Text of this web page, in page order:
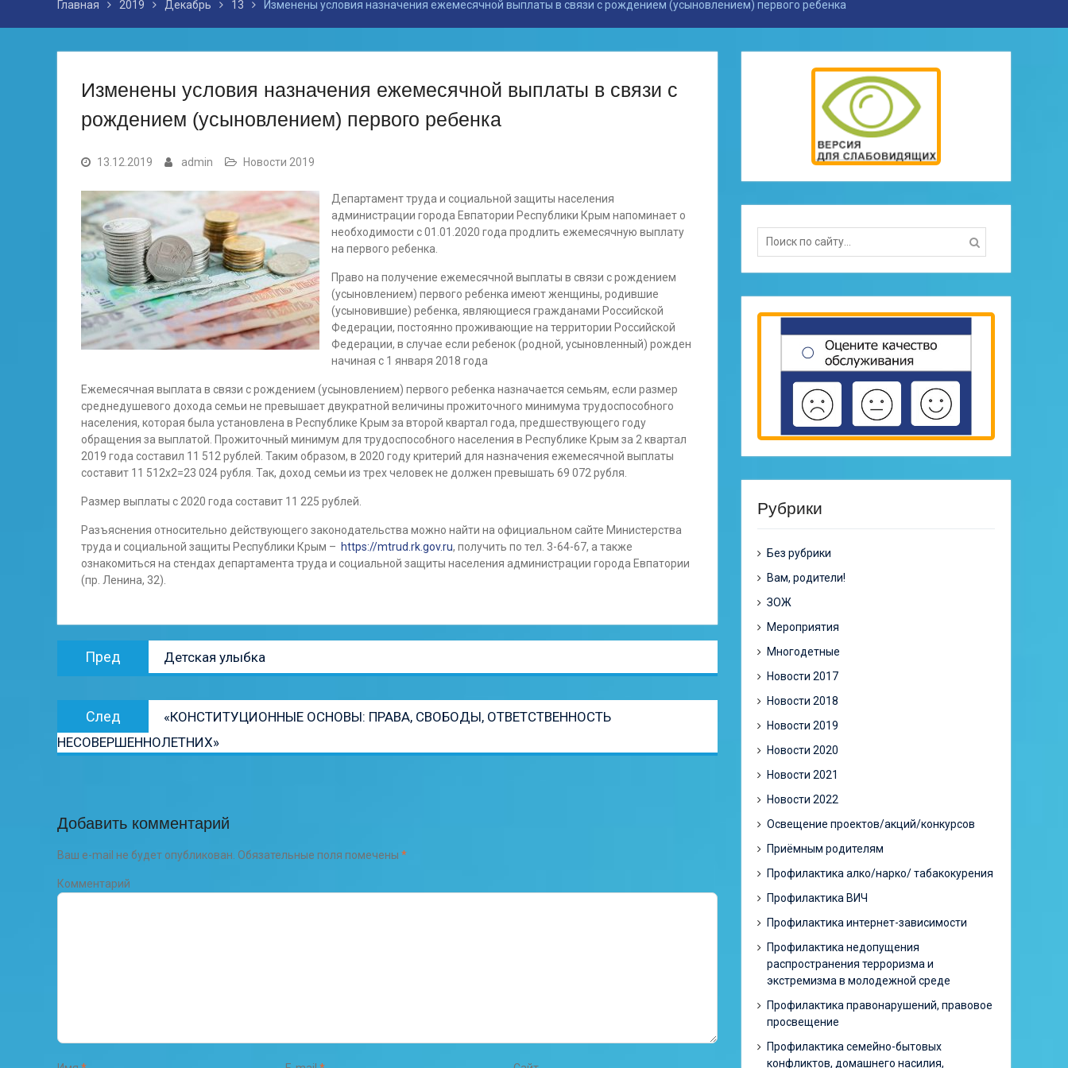
Главная 2019 Декабрь 13 Изменены условия назначения ежемесячной выплаты в связи с рождением (усыновлением) первого ребенка
Изменены условия назначения ежемесячной выплаты в связи с
рождением (усыновлением) первого ребенка
13.12.2019 admin Новости 2019
Департамент труда и социальной защиты населения
администрации города Евпатории Республики Крым напоминает о
необходимости с 01.01.2020 года продлить ежемесячную выплату
на первого ребенка.
Право на получение ежемесячной выплаты в связи с рождением
(усыновлением) первого ребенка имеют женщины, родившие
(усыновившие) ребенка, являющиеся гражданами Российской
Федерации, постоянно проживающие на территории Российской
Федерации, в случае если ребенок (родной, усыновленный) рожден
начиная с 1 января 2018 года
Ежемесячная выплата в связи с рождением (усыновлением) первого ребенка назначается семьям, если размер
среднедушевого дохода семьи не превышает двукратной величины прожиточного минимума трудоспособного
населения, которая была установлена в Республике Крым за второй квартал года, предшествующего году
обращения за выплатой. Прожиточный минимум для трудоспособного населения в Республике Крым за 2 квартал
2019 года составил 11 512 рублей. Таким образом, в 2020 году критерий для назначения ежемесячной выплаты
составит 11 512х2=23 024 рубля. Так, доход семьи из трех человек не должен превышать 69 072 рубля.
Размер выплаты с 2020 года составит 11 225 рублей.
Разъяснения относительно действующего законодательства можно найти на официальном сайте Министерства
труда и социальной защиты Республики Крым – https://mtrud.rk.gov.ru, получить по тел. 3-64-67, а также
ознакомиться на стендах департамента труда и социальной защиты населения администрации города Евпатории
(пр. Ленина, 32).
Навигация
Пред
Предыдущая
запись:
Детская улыбка
След
Следующая
запись:
«КОНСТИТУЦИОННЫЕ ОСНОВЫ: ПРАВА, СВОБОДЫ, ОТВЕТСТВЕННОСТЬ
НЕСОВЕРШЕННОЛЕТНИХ»
Добавить комментарий
Ваш e-mail не будет опубликован. Обязательные поля помечены *
Комментарий
Search
for:
Рубрики
Без рубрики
Вам, родители!
ЗОЖ
Мероприятия
Многодетные
Новости 2017
Новости 2018
Новости 2019
Новости 2020
Новости 2021
Новости 2022
Освещение проектов/акций/конкурсов
Приёмным родителям
Профилактика алко/нарко/ табакокурения
Профилактика ВИЧ
Профилактика интернет-зависимости
Профилактика недопущения
распространения терроризма и
экстремизма в молодежной среде
Профилактика правонарушений, правовое
просвещение
Профилактика семейно-бытовых
конфликтов, домашнего насилия,